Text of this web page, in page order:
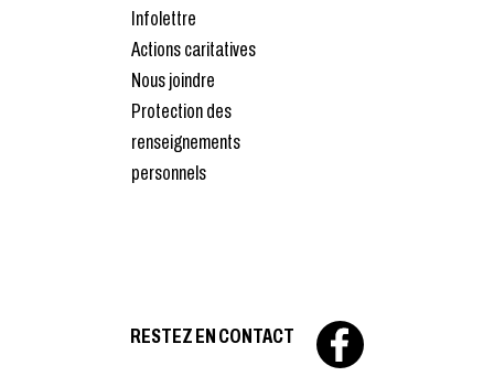
Infolettre
Actions caritatives
Nous joindre
Protection des
renseignements
personnels
RESTEZ EN CONTACT